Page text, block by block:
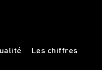
Les chiffres